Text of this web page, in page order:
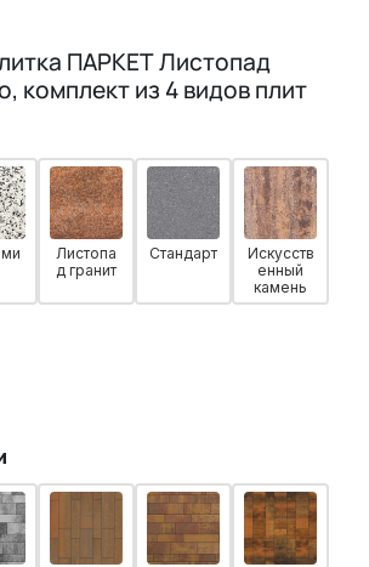
ПАРКЕТ Листопад
комплект из 4 видов плит
Листопа
д гранит
Стандарт
Искусств
енный
камень